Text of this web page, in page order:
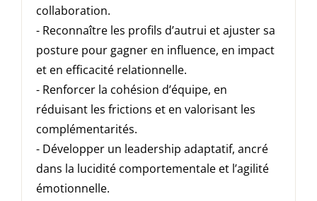
collaboration.
- Reconnaître les profils d’autrui et ajuster sa
posture pour gagner en influence, en impact
et en efficacité relationnelle.
- Renforcer la cohésion d’équipe, en
réduisant les frictions et en valorisant les
complémentarités.
- Développer un leadership adaptatif, ancré
dans la lucidité comportementale et l’agilité
émotionnelle.